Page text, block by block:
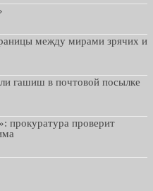
между мирами зрячих и
гашиш в почтовой посылке
прокуратура проверит